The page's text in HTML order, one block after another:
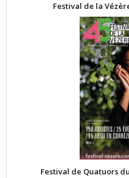
Festival de la
Festival de Quatuors